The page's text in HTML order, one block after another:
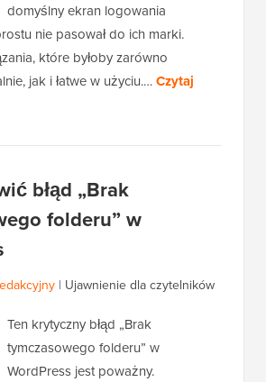
domyślny ekran logowania
nie pasował do ich marki.
które byłoby zarówno
jak i łatwe w użyciu.…Czytaj
błąd „Brak
folderu” w
| Ujawnienie dla czytelników
Ten krytyczny błąd „Brak
tymczasowego folderu” w
WordPress jest poważny.